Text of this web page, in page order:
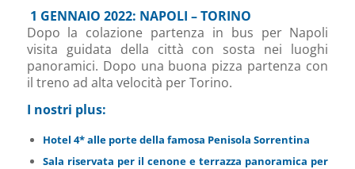
1 GENNAIO 2022: NAPOLI – TORINO
Dopo la colazione partenza in bus per Napoli
visita guidata della città con sosta nei luoghi
panoramici. Dopo una buona pizza partenza con
il treno ad alta velocità per Torino.
I nostri plus:
Hotel 4* alle porte della famosa Penisola Sorrentina
Sala riservata per il cenone e terrazza panoramica per